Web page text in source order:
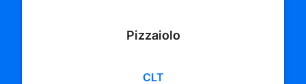
Pizzaiolo
CLT